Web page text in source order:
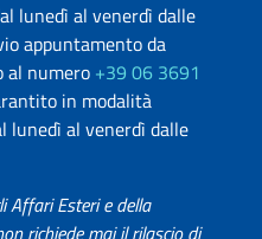
lunedì al venerdì dalle
appuntamento da
al numero +39 06 3691
in modalità
lunedì al venerdì dalle
Affari Esteri e della
richiede mai il rilascio di